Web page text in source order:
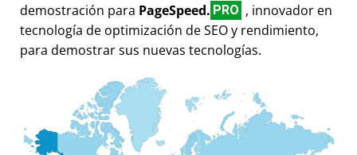
demostración para PageSpeed. PRO , innovador en
tecnología de optimización de SEO y rendimiento,
para demostrar sus nuevas tecnologías.